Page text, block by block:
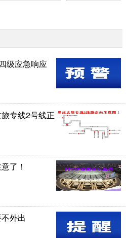
级应急响应
专线2号线正
了！
外出